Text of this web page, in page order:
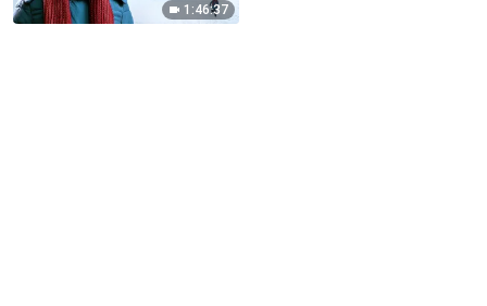
1:46:37